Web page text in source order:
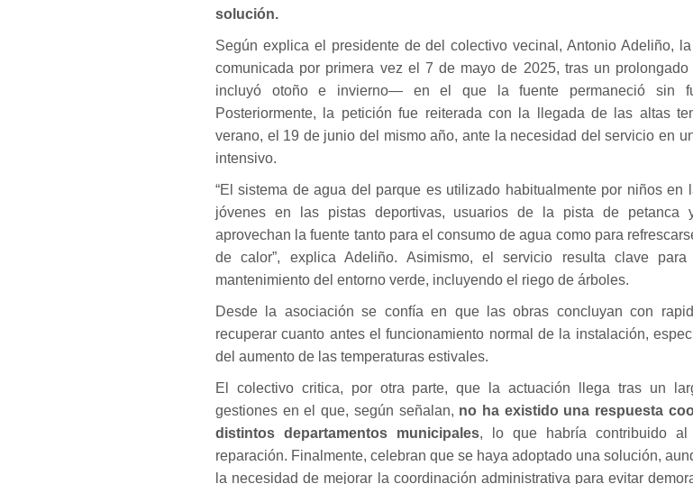
solución.
Según explica el presidente de del colectivo vecinal, Antonio Adeliño,
comunicada por primera vez el 7 de mayo de 2025, tras un
incluyó otoño e invierno— en el que la fuente permaneció sin
Posteriormente, la petición fue reiterada con la llegada de las altas
verano, el 19 de junio del mismo año, ante la necesidad del servicio en
intensivo.
“El sistema de agua del parque es utilizado habitualmente por niños en
jóvenes en las pistas deportivas, usuarios de la pista de petanca
aprovechan la fuente tanto para el consumo de agua como para
de calor”, explica Adeliño. Asimismo, el servicio resulta clave
mantenimiento del entorno verde, incluyendo el riego de árboles.
Desde la asociación se confía en que las obras concluyan con
recuperar cuanto antes el funcionamiento normal de la instalación,
del aumento de las temperaturas estivales.
El colectivo critica, por otra parte, que la actuación llega tras un
gestiones en el que, según señalan, no ha existido una respuesta
distintos departamentos municipales, lo que habría contribuido
reparación. Finalmente, celebran que se haya adoptado una solución,
la necesidad de mejorar la coordinación administrativa para evitar